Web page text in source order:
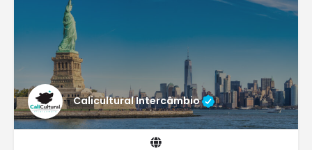
Calicultural Intercâmbio